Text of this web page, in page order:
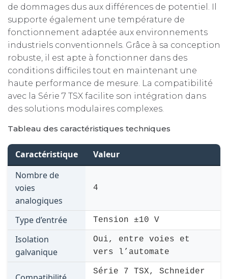
de dommages dus aux différences de potentiel. Il
supporte également une température de
fonctionnement adaptée aux environnements
industriels conventionnels. Grâce à sa conception
robuste, il est apte à fonctionner dans des
conditions difficiles tout en maintenant une
haute performance de mesure. La compatibilité
avec la Série 7 TSX facilite son intégration dans
des solutions modulaires complexes.
Tableau des caractéristiques techniques
Caractéristique
Valeur
Nombre de
voies
analogiques
4
Type d’entrée Tension ±10 V
Isolation
galvanique
Oui, entre voies et
vers l’automate
Série 7 TSX, Schneider